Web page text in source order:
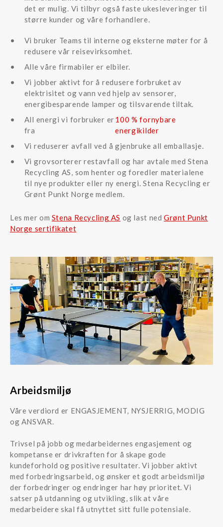
det er mulig. Vi tilbyr også faste ukesleveringer til
større kunder og våre forhandlere.
Vi bruker Teams til interne og eksterne møter for å
redusere vår reisevirksomhet.
Alle våre firmabiler er elbiler.
Vi jobber aktivt for å redusere forbruket av
elektrisitet og vann ved hjelp av sensorer,
energibesparende lamper og tilsvarende tiltak.
All energi vi forbruker er
fra
100 % fornybare
energikilder
Vi reduserer avfall ved å gjenbruke all emballasje.
Vi grovsorterer restavfall og har avtale med Stena
Recycling AS, som henter og foredler materialene
til nye produkter eller ny energi. Stena Recycling er
Grønt Punkt Norge medlem.
Les mer om Stena Recycling AS og last nedGrønt Punkt
Norge sertifikatet
Arbeidsmiljø
Våre verdiord er ENGASJEMENT, NYSJERRIG, MODIG
og ANSVAR.
Trivsel på jobb og medarbeidernes engasjement og
kompetanse er drivkraften for å skape gode
kundeforhold og positive resultater. Vi jobber aktivt
med forbedringsarbeid, og ønsker et godt arbeidsmiljø
der forbedringer og endringer har høy prioritet. Vi
satser på utdanning og utvikling, slik at våre
medarbeidere skal få utnyttet sitt fulle potensiale.